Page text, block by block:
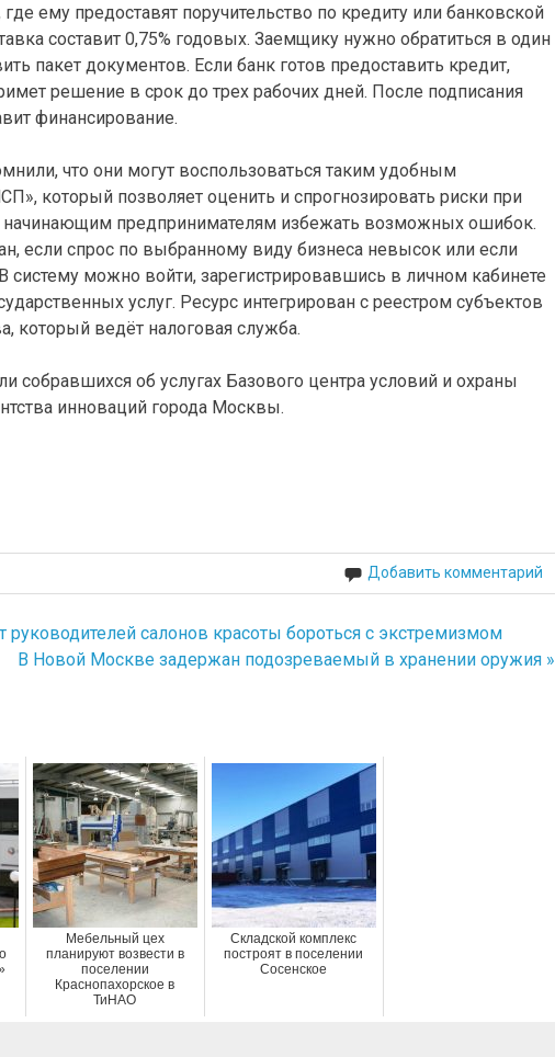
ему предоставят поручительство по кредиту или банковской
составит 0,75% годовых. Заемщику нужно обратиться в один
пакет документов. Если банк готов предоставить кредит,
решение в срок до трех рабочих дней. После подписания
финансирование.
что они могут воспользоваться таким удобным
который позволяет оценить и спрогнозировать риски при
начинающим предпринимателям избежать возможных ошибок.
если спрос по выбранному виду бизнеса невысок или если
систему можно войти, зарегистрировавшись в личном кабинете
услуг. Ресурс интегрирован с реестром субъектов
который ведёт налоговая служба.
собравшихся об услугах Базового центра условий и охраны
инноваций города Москвы.
Добавить комментарий
салонов красоты бороться с экстремизмом
В Новой Москве задержан подозреваемый в хранении оружия »
Мебельный цех
планируют возвести в
поселении
Краснопахорское в
ТиНАО
Складской комплекс
построят в поселении
Сосенское